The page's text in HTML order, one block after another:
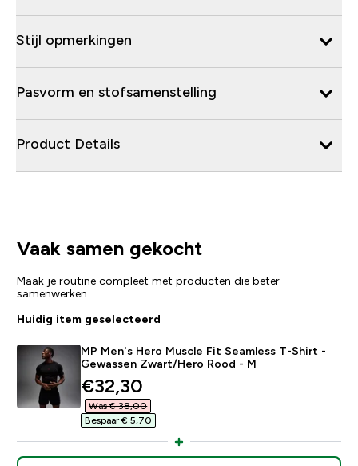
Stijl opmerkingen
Pasvorm en stofsamenstelling
Product Details
Vaak samen gekocht
Maak je routine compleet met producten die beter
samenwerken
Huidig item geselecteerd
MP Men's Hero Muscle Fit Seamless T-Shirt -
Gewassen Zwart/Hero Rood - M
discounted price
€32,30‎
Was € 38,00‎
Bespaar € 5,70‎